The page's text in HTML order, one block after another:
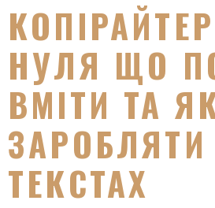
НУЛЯ ЩО
ВМІТИ ТА
ТЕКСТАХ